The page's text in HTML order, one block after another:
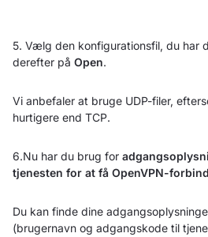
5. Vælg den konfigurationsfil, du har
derefter på Open.
Vi anbefaler at bruge UDP-filer,
hurtigere end TCP.
6.Nu har du brug for
tjenesten for at få OpenVPN-
Du kan finde dine
(brugernavn og adgangskode til